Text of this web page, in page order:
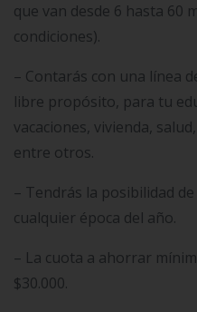
que van desde 6 hasta 60
condiciones).
– Contarás con una línea
libre propósito, para tu
vacaciones, vivienda,
entre otros.
– Tendrás la posibilidad
cualquier época del año.
– La cuota a ahorrar
$30.000.